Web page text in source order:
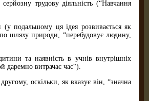
трудову діяльність (“Навчання
подальшому ця ідея розвивається як
шляху природи, “перебудовує людину,
та наявність в учнів внутрішніх
даремно витрачає час“).
оскільки, як вказує він, “значна